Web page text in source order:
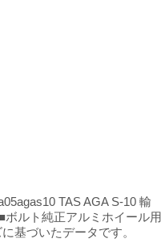
TAS AGA S-10 輸
ルト純正アルミホイール用
基づいたデータです。